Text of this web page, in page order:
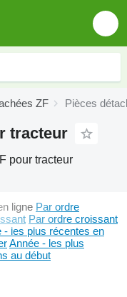
ZF Pièces
tracteur
pour tracteur
ligne Par ordre
Par ordre croissant
- les plus récentes en
Année - les plus
au début